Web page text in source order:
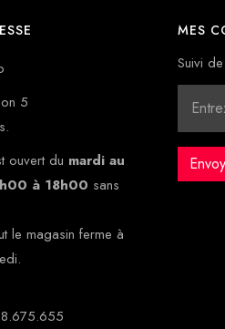
5
ouvert du mardi au
à 18h00 sans
le magasin ferme à
MES
Suivi